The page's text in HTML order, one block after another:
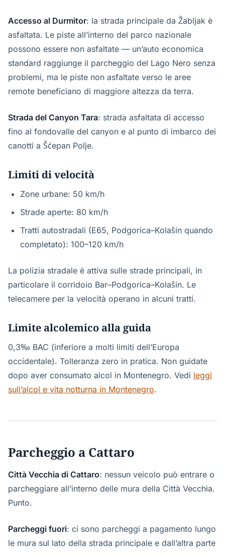
Accesso al Durmitor: la strada principale da Žabljak è
asfaltata. Le piste all’interno del parco nazionale
possono essere non asfaltate — un’auto economica
standard raggiunge il parcheggio del Lago Nero senza
problemi, ma le piste non asfaltate verso le aree
remote beneficiano di maggiore altezza da terra.
Strada del Canyon Tara: strada asfaltata di accesso
fino al fondovalle del canyon e al punto di imbarco dei
canotti a Šćepan Polje.
Limiti di velocità
Zone urbane: 50 km/h
Strade aperte: 80 km/h
Tratti autostradali (E65, Podgorica–Kolašin quando
completato): 100–120 km/h
La polizia stradale è attiva sulle strade principali, in
particolare il corridoio Bar–Podgorica–Kolašin. Le
telecamere per la velocità operano in alcuni tratti.
Limite alcolemico alla guida
0,3‰ BAC (inferiore a molti limiti dell’Europa
occidentale). Tolleranza zero in pratica. Non guidate
dopo aver consumato alcol in Montenegro. Vedi leggi
sull’alcol e vita notturna in Montenegro.
Parcheggio a Cattaro
Città Vecchia di Cattaro: nessun veicolo può entrare o
parcheggiare all’interno delle mura della Città Vecchia.
Punto.
Parcheggi fuori: ci sono parcheggi a pagamento lungo
le mura sul lato della strada principale e dall’altra parte